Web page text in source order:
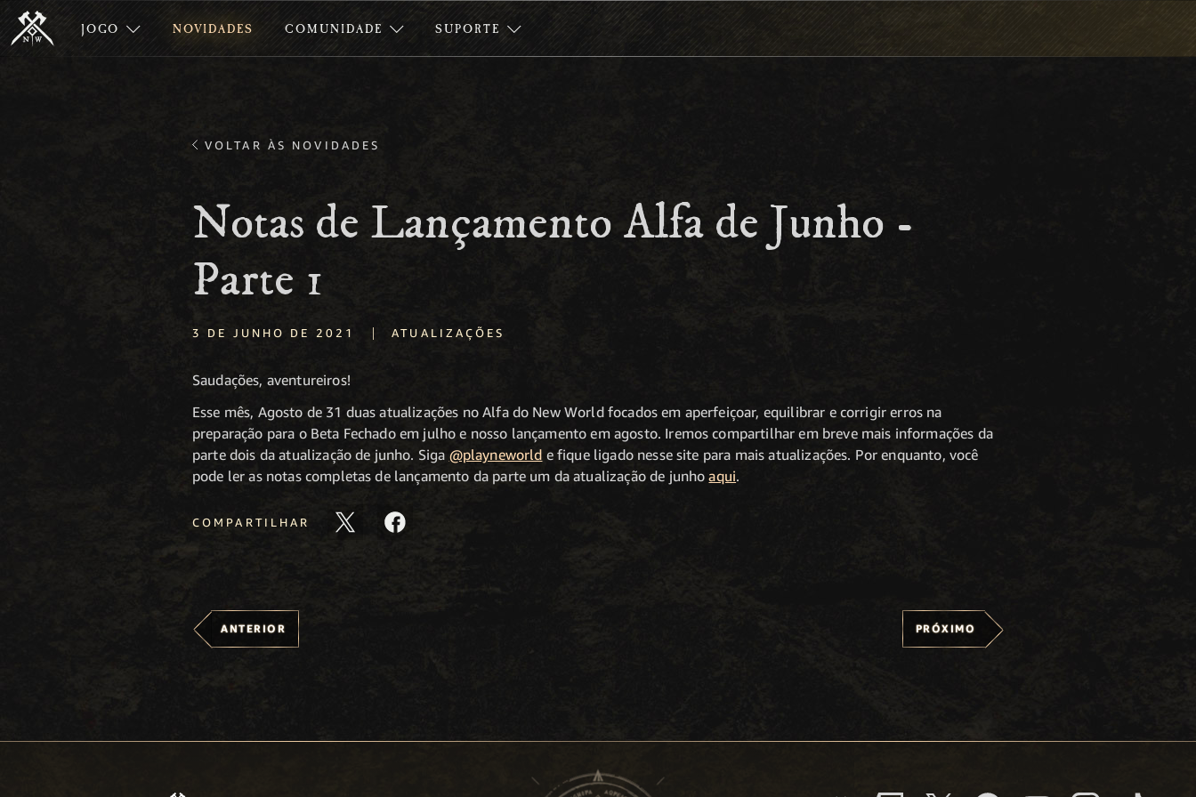
JOGO NOVIDADES COMUNIDADE SUPORTE
VOLTAR ÀS NOVIDADES
Notas de Lançamento Alfa de Junho -
Parte 1
3 DE JUNHO DE 2021 | ATUALIZAÇÕES
Saudações, aventureiros!
Esse mês, Agosto de 31 duas atualizações no Alfa do New World focados em aperfeiçoar, equilibrar e corrigir erros na
preparação para o Beta Fechado em julho e nosso lançamento em agosto. Iremos compartilhar em breve mais informações da
parte dois da atualização de junho. Siga @playneworld e fique ligado nesse site para mais atualizações. Por enquanto, você
pode ler as notas completas de lançamento da parte um da atualização de junhoaqui.
COMPARTILHAR
ANTERIOR PRÓXIMO